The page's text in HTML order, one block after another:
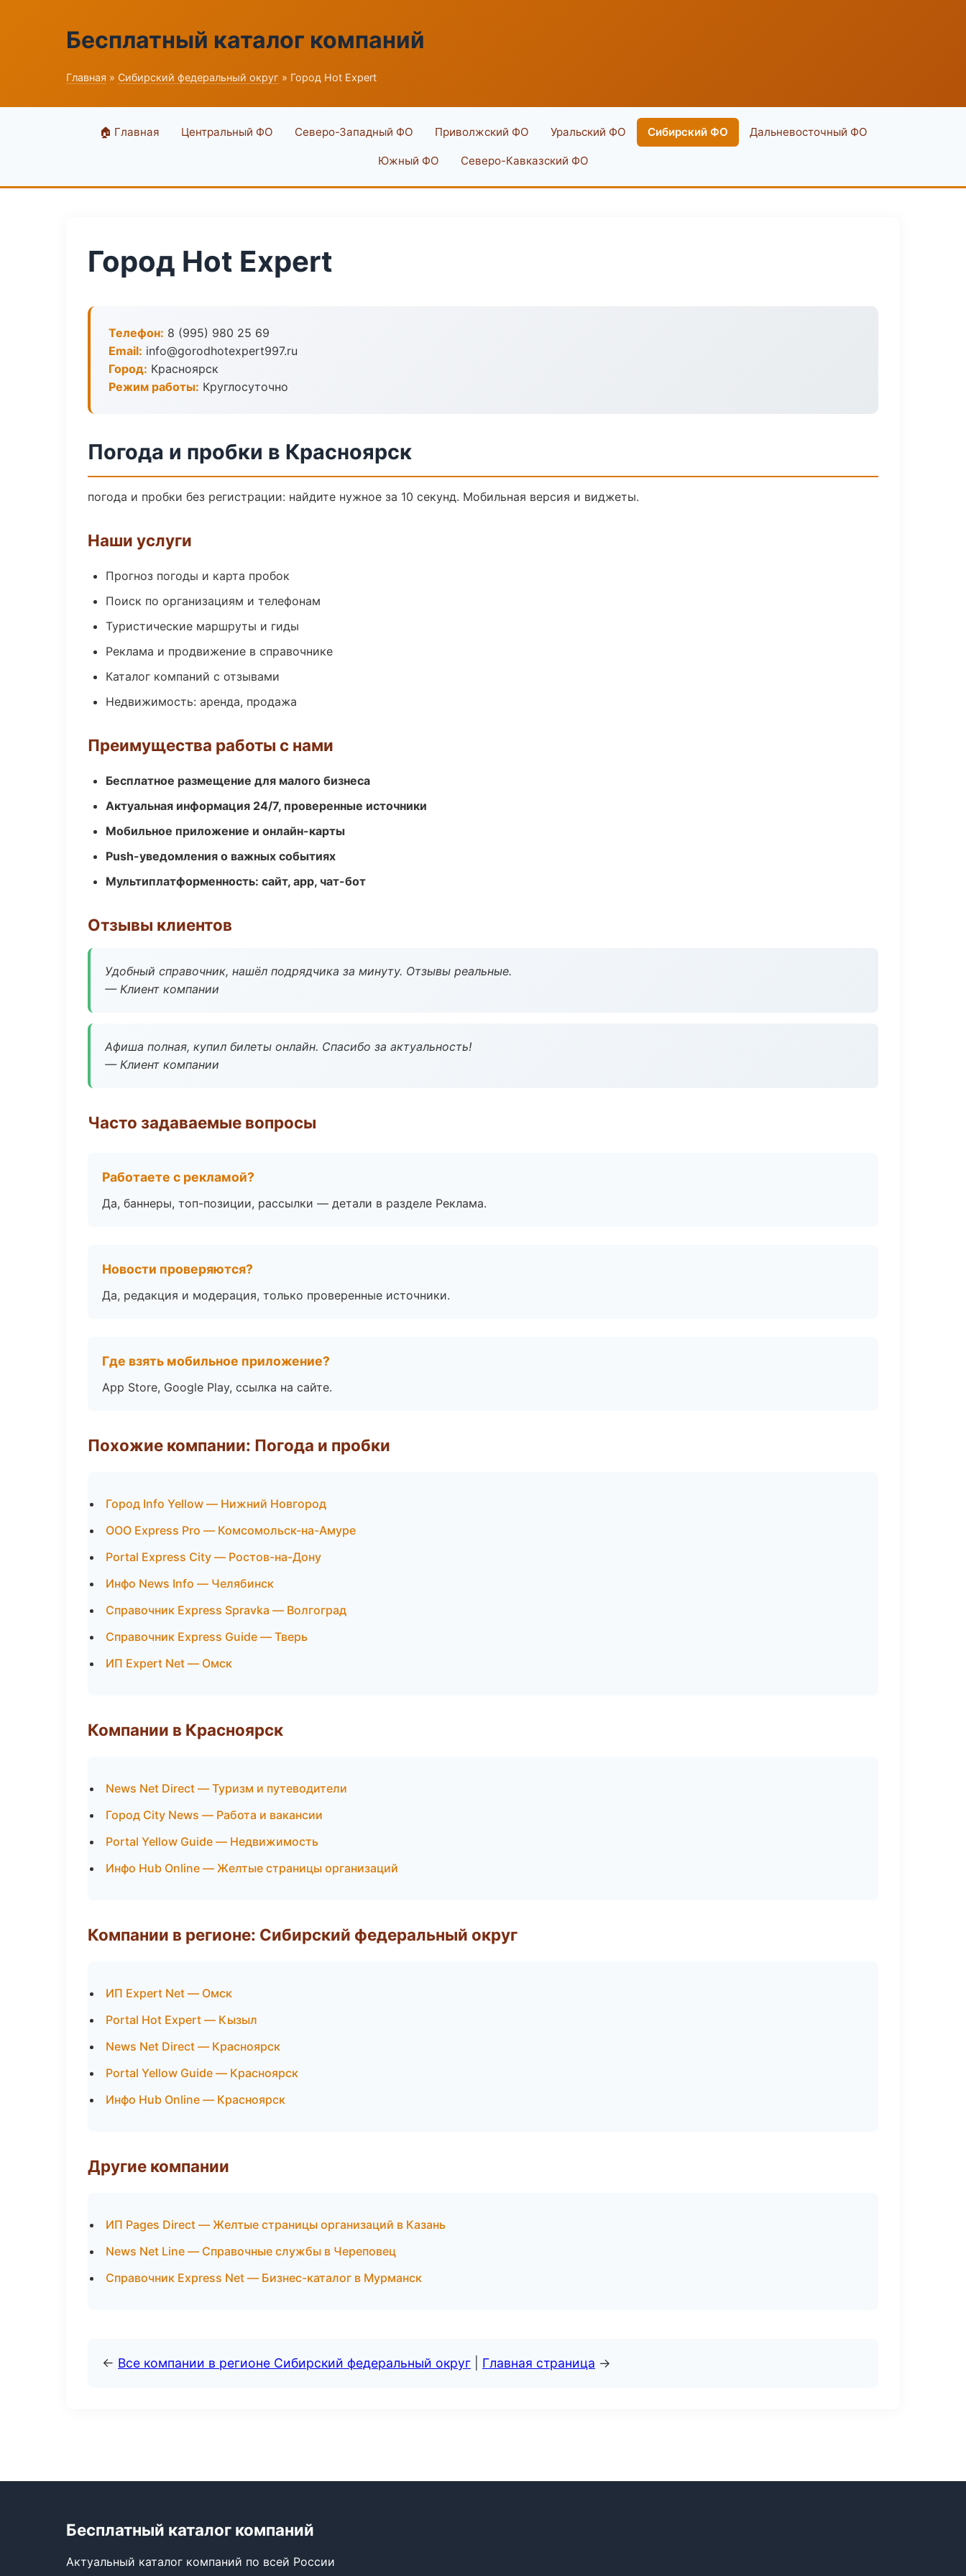
Бесплатный каталог компаний
Главная » Сибирский федеральный округ » Город Hot Expert
🏠 Главная Центральный ФО Северо-Западный ФО Приволжский ФО Уральский ФО Сибирский ФО Дальневосточный ФО
Южный ФО Северо-Кавказский ФО
Город Hot Expert
Телефон: 8 (995) 980 25 69
Email: info@gorodhotexpert997.ru
Город: Красноярск
Режим работы: Круглосуточно
Погода и пробки в Красноярск
погода и пробки без регистрации: найдите нужное за 10 секунд. Мобильная версия и виджеты.
Наши услуги
Прогноз погоды и карта пробок
Поиск по организациям и телефонам
Туристические маршруты и гиды
Реклама и продвижение в справочнике
Каталог компаний с отзывами
Недвижимость: аренда, продажа
Преимущества работы с нами
Бесплатное размещение для малого бизнеса
Актуальная информация 24/7, проверенные источники
Мобильное приложение и онлайн-карты
Push-уведомления о важных событиях
Мультиплатформенность: сайт, app, чат-бот
Отзывы клиентов
Удобный справочник, нашёл подрядчика за минуту. Отзывы реальные.
— Клиент компании
Афиша полная, купил билеты онлайн. Спасибо за актуальность!
— Клиент компании
Часто задаваемые вопросы
Работаете с рекламой?
Да, баннеры, топ-позиции, рассылки — детали в разделе Реклама.
Новости проверяются?
Да, редакция и модерация, только проверенные источники.
Где взять мобильное приложение?
App Store, Google Play, ссылка на сайте.
Похожие компании: Погода и пробки
Город Info Yellow — Нижний Новгород
ООО Express Pro — Комсомольск-на-Амуре
Portal Express City — Ростов-на-Дону
Инфо News Info — Челябинск
Справочник Express Spravka — Волгоград
Справочник Express Guide — Тверь
ИП Expert Net — Омск
Компании в Красноярск
News Net Direct — Туризм и путеводители
Город City News — Работа и вакансии
Portal Yellow Guide — Недвижимость
Инфо Hub Online — Желтые страницы организаций
Компании в регионе: Сибирский федеральный округ
ИП Expert Net — Омск
Portal Hot Expert — Кызыл
News Net Direct — Красноярск
Portal Yellow Guide — Красноярск
Инфо Hub Online — Красноярск
Другие компании
ИП Pages Direct — Желтые страницы организаций в Казань
News Net Line — Справочные службы в Череповец
Справочник Express Net — Бизнес-каталог в Мурманск
← Все компании в регионе Сибирский федеральный округ Главная страница →
Бесплатный каталог компаний
Актуальный каталог компаний по всей России